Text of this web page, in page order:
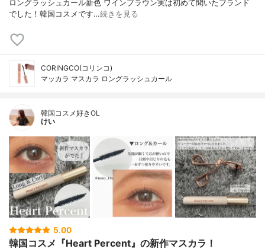
ロングラッシュカール新色 ワインブラウン⁡⁡実は初めて聞いたブランド
でした！韓国コスメです⁡…続きを見る
CORINGCO(コリンコ)
マッカラ マスカラ ロングラッシュカール
韓国コスメ好きOL
けい
5.00
韓国コスメ『Heart Percent』の新作マスカラ！